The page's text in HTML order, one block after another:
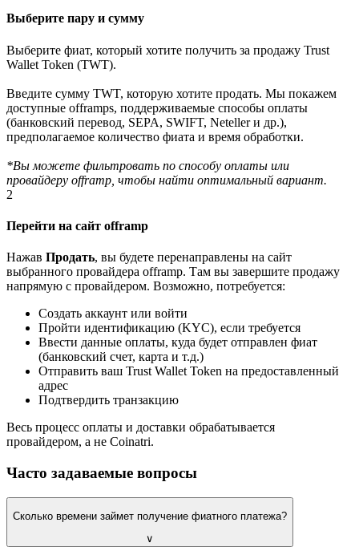
Выберите пару и сумму
Выберите фиат, который хотите получить за продажу Trust
Wallet Token (TWT).
Введите сумму TWT, которую хотите продать. Мы покажем
доступные offramps, поддерживаемые способы оплаты
(банковский перевод, SEPA, SWIFT, Neteller и др.),
предполагаемое количество фиата и время обработки.
*Вы можете фильтровать по способу оплаты или
провайдеру offramp, чтобы найти оптимальный вариант.
2
Перейти на сайт offramp
Нажав Продать, вы будете перенаправлены на сайт
выбранного провайдера offramp. Там вы завершите продажу
напрямую с провайдером. Возможно, потребуется:
Создать аккаунт или войти
Пройти идентификацию (KYC), если требуется
Ввести данные оплаты, куда будет отправлен фиат
(банковский счет, карта и т.д.)
Отправить ваш Trust Wallet Token на предоставленный
адрес
Подтвердить транзакцию
Весь процесс оплаты и доставки обрабатывается
провайдером, а не Coinatri.
Часто задаваемые вопросы
Сколько времени займет получение фиатного платежа?
∨